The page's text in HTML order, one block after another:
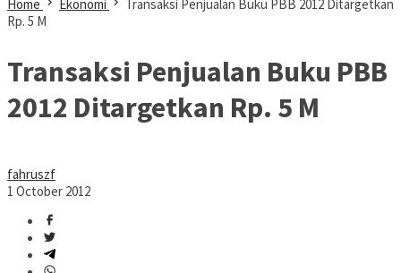
Home Ekonomi
Transaksi Penjualan Buku PBB 2012 Ditargetkan
Rp. 5 M
Transaksi Penjualan Buku PBB
2012 Ditargetkan Rp. 5 M
fahruszf
1 October 2012